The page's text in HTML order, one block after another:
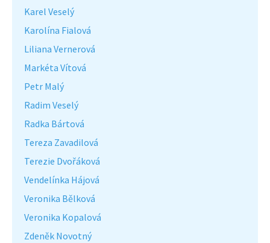
Karel Veselý
Karolína Fialová
Liliana Vernerová
Markéta Vítová
Petr Malý
Radim Veselý
Radka Bártová
Tereza Zavadilová
Terezie Dvořáková
Vendelínka Hájová
Veronika Bělková
Veronika Kopalová
Zdeněk Novotný